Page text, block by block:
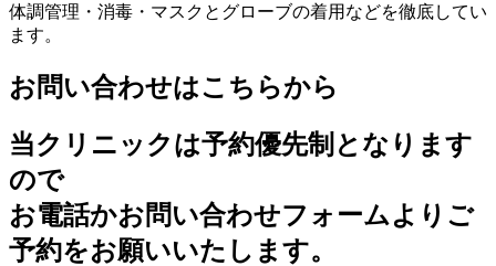
体調管理・消毒・マスクとグローブの着用などを徹底してい
ます。
お問い合わせはこちらから
当クリニックは予約優先制となります
ので
お電話かお問い合わせフォームよりご
予約をお願いいたします。